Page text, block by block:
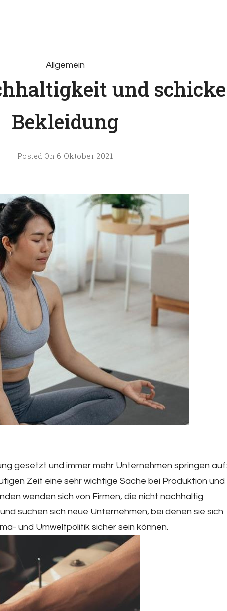
Allgemein
und schicke
Bekleidung
Posted On 6 Oktober 2021
gesetzt und immer mehr Unternehmen springen auf:
Zeit eine sehr wichtige Sache bei Produktion und
wenden sich von Firmen, die nicht nachhaltig
suchen sich neue Unternehmen, bei denen sie sich
und Umweltpolitik sicher sein können.